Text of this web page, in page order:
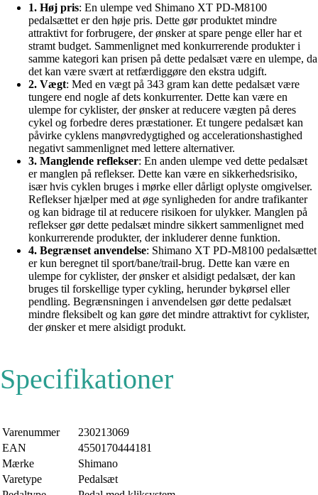
1. Høj pris: En ulempe ved Shimano XT PD-M8100
pedalsættet er den høje pris. Dette gør produktet mindre
attraktivt for forbrugere, der ønsker at spare penge eller har et
stramt budget. Sammenlignet med konkurrerende produkter i
samme kategori kan prisen på dette pedalsæt være en ulempe, da
det kan være svært at retfærdiggøre den ekstra udgift.
2. Vægt: Med en vægt på 343 gram kan dette pedalsæt være
tungere end nogle af dets konkurrenter. Dette kan være en
ulempe for cyklister, der ønsker at reducere vægten på deres
cykel og forbedre deres præstationer. Et tungere pedalsæt kan
påvirke cyklens manøvredygtighed og accelerationshastighed
negativt sammenlignet med lettere alternativer.
3. Manglende reflekser: En anden ulempe ved dette pedalsæt
er manglen på reflekser. Dette kan være en sikkerhedsrisiko,
især hvis cyklen bruges i mørke eller dårligt oplyste omgivelser.
Reflekser hjælper med at øge synligheden for andre trafikanter
og kan bidrage til at reducere risikoen for ulykker. Manglen på
reflekser gør dette pedalsæt mindre sikkert sammenlignet med
konkurrerende produkter, der inkluderer denne funktion.
4. Begrænset anvendelse: Shimano XT PD-M8100 pedalsættet
er kun beregnet til sport/bane/trail-brug. Dette kan være en
ulempe for cyklister, der ønsker et alsidigt pedalsæt, der kan
bruges til forskellige typer cykling, herunder bykørsel eller
pendling. Begrænsningen i anvendelsen gør dette pedalsæt
mindre fleksibelt og kan gøre det mindre attraktivt for cyklister,
der ønsker et mere alsidigt produkt.
Specifikationer
Varenummer
230213069
EAN
4550170444181
Mærke
Shimano
Varetype
Pedalsæt